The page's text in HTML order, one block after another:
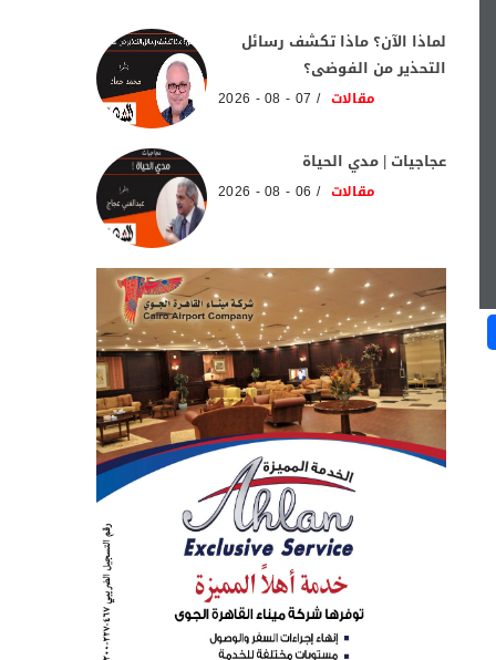
لماذا الآن؟ ماذا تكشف رسائل
التحذير من الفوضى؟
مقالات 07 - 08 - 2026
عجاجيات | مدي الحياة
مقالات 06 - 08 - 2026